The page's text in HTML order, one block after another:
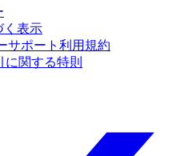
く表示
サポート利用規約
に関する特則